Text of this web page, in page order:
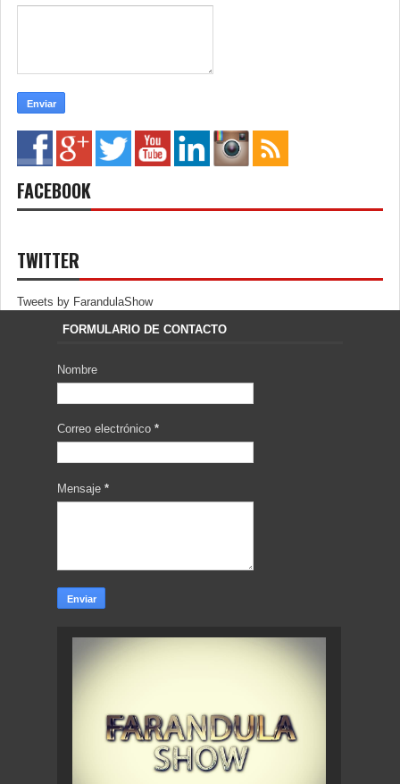
FACEBOOK
TWITTER
Tweets by FarandulaShow
FORMULARIO DE CONTACTO
Nombre
Correo electrónico *
Mensaje *